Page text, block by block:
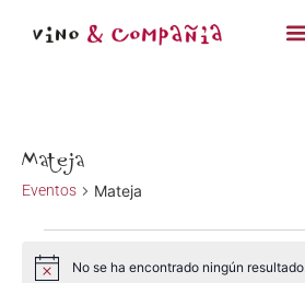
Mateja
Eventos Mateja
Aviso No se ha encontrado ningún